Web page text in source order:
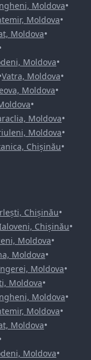
Moldova•
Moldova•
Moldova•
Moldova•
Vatra, Moldova•
Moldova•
•
Moldova•
Moldova•
Chișinău•
Chișinău•
Chișinău•
Moldova•
Moldova•
Moldova•
Moldova•
Moldova•
Moldova•
Moldova•
Moldova•